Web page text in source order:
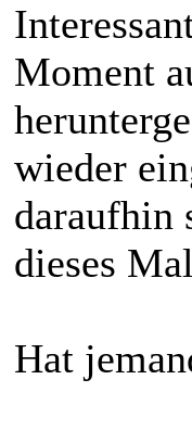
Moment
wieder
daraufhin
dieses
Hat